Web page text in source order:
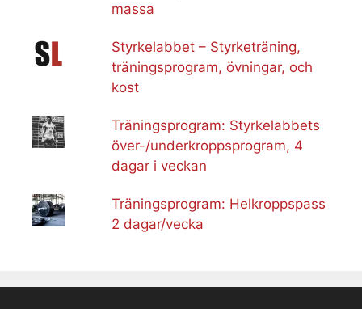
massa
Styrkelabbet – Styrketräning,
träningsprogram, övningar, och
kost
Träningsprogram: Styrkelabbets
över-/underkroppsprogram, 4
dagar i veckan
Träningsprogram: Helkroppspass
2 dagar/vecka